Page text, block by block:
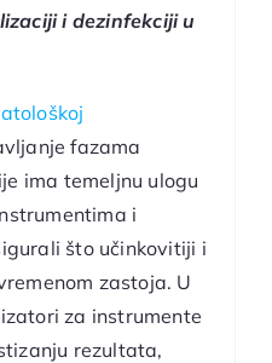
i dezinfekciji u
fazama
ima temeljnu ulogu
i
što učinkovitiji i
zastoja. U
za instrumente
rezultata,